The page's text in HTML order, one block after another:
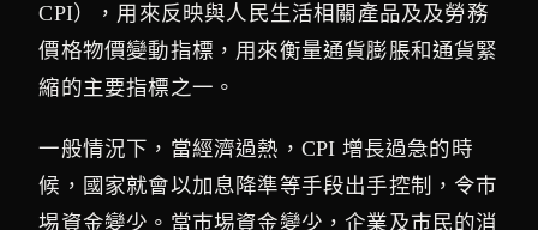
CPI），用來反映與人民生活相關產品及及勞務
價格物價變動指標，用來衡量通貨膨脹和通貨緊
縮的主要指標之一。
一般情況下，當經濟過熱，CPI 增長過急的時
候，國家就會以加息降準等手段出手控制，令巿
埸資金變少。當巿埸資金變少，企業及巿民的消